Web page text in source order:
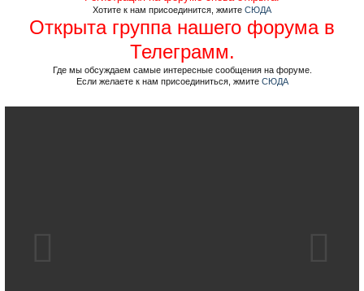
Хотите к нам присоединится, жмите СЮДА
Открыта группа нашего форума в
Телеграмм.
Где мы обсуждаем самые интересные сообщения на форуме.
Если желаете к нам присоединиться, жмите СЮДА